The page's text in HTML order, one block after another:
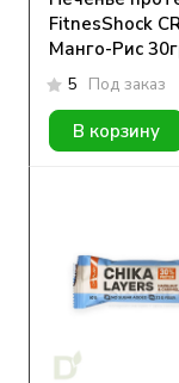
FitnesShock
Манго-Рис
5 Под заказ
В корзину